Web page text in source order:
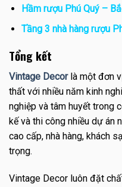
Hầm rượu Phú Quý –
Tầng 3 nhà hàng rượu
Tổng kết
Vintage Decor là một đơn
thất với nhiều năm kinh
nghiệp và tâm huyết trong
kế và thi công nhiều dự án
cao cấp, nhà hàng, khách
trọng.
Vintage Decor luôn đặt